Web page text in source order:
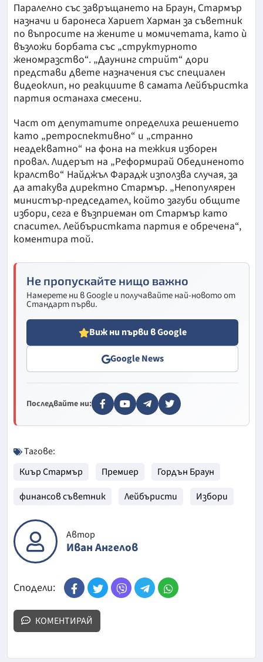
Паралелно със завръщането на Браун, Стармър
назначи и баронеса Хариет Харман за съветник
по въпросите на жените и момичетата, като ѝ
възложи борбата със „структурното
женомразство“. „Даунинг стрийт“ дори
представи двете назначения със специален
видеоклип, но реакциите в самата Лейбъристка
партия останаха смесени.
Част от депутатите определиха решението
като „ретроспективно“ и „странно
неадекватно“ на фона на тежкия изборен
провал. Лидерът на „Реформирай Обединеното
кралство“ Найджъл Фарадж използва случая, за
да атакува директно Стармър. „Непопулярен
министър-председател, който загуби общите
избори, сега е възприеман от Стармър като
спасител. Лейбъристката партия е обречена“,
коментира той.
Не пропускайте нищо важно
Намерете ни в Google и получавайте най-новото от
Стандарт първи.
Виж ни първи в Google
Google News
Последвайте ни:
Тагове:
Киър Стармър
Премиер
Гордън Браун
финансов съветник
Лейбъристи Избори
Автор
Иван Ангелов
Сподели:
КОМЕНТИРАЙ